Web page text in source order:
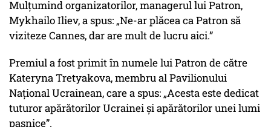
Mulțumind organizatorilor, managerul lui Patron,
Mykhailo Iliev, a spus: „Ne-ar plăcea ca Patron să
viziteze Cannes, dar are mult de lucru aici.”
Premiul a fost primit în numele lui Patron de către
Kateryna Tretyakova, membru al Pavilionului
Național Ucrainean, care a spus: „Acesta este dedicat
tuturor apărătorilor Ucrainei și apărătorilor unei lumi
pașnice”.